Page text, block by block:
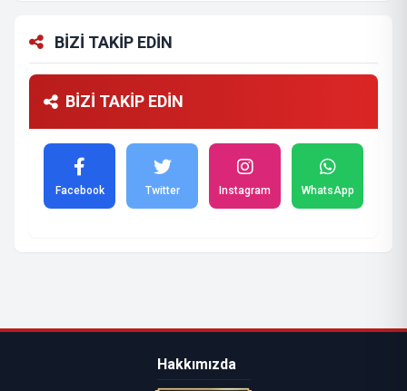
BİZİ TAKİP EDİN
BİZİ TAKİP EDİN
Facebook Twitter Instagram WhatsApp
Hakkımızda